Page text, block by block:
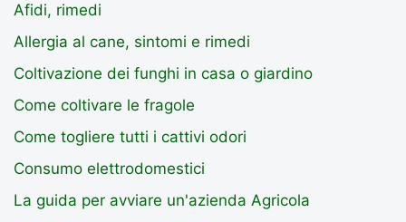
Afidi, rimedi
Allergia al cane, sintomi e rimedi
Coltivazione dei funghi in casa o giardino
Come coltivare le fragole
Come togliere tutti i cattivi odori
Consumo elettrodomestici
La guida per avviare un'azienda Agricola